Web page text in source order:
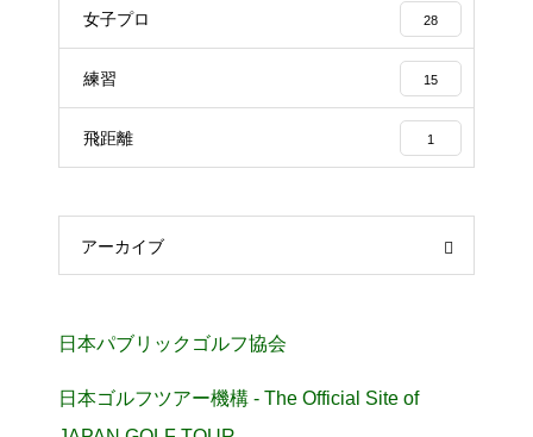
女子プロ 28
練習 15
飛距離 1
アーカイブ
日本パブリックゴルフ協会
日本ゴルフツアー機構 - The Official Site of